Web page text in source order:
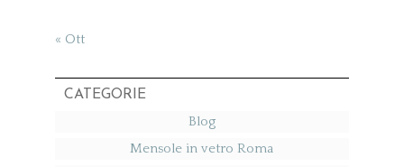
« Ott
CATEGORIE
Blog
Mensole in vetro Roma